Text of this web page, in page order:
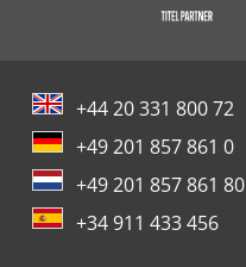
+44 20 331 800 72
+49 201 857 861 0
+49 201 857 861 80
+34 911 433 456